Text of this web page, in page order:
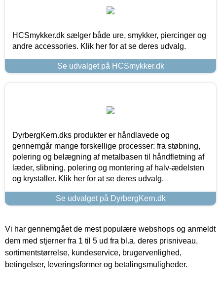
HCSmykker.dk sælger både ure, smykker, piercinger og
andre accessories. Klik her for at se deres udvalg.
Se udvalget på HCSmykker.dk
DyrbergKern.dks produkter er håndlavede og
gennemgår mange forskellige processer: fra støbning,
polering og belægning af metalbasen til håndfletning af
læder, slibning, polering og montering af halv-ædelsten
og krystaller. Klik her for at se deres udvalg.
Se udvalget på DyrbergKern.dk
Vi har gennemgået de mest populære webshops og anmeldt
dem med stjerner fra 1 til 5 ud fra bl.a. deres prisniveau,
sortimentstørrelse, kundeservice, brugervenlighed,
betingelser, leveringsformer og betalingsmuligheder.